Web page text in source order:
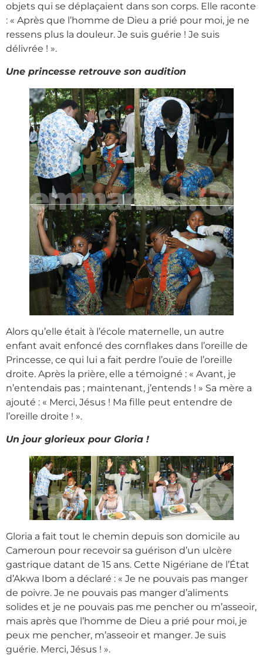
objets qui se déplaçaient dans son corps. Elle raconte
: « Après que l’homme de Dieu a prié pour moi, je ne
ressens plus la douleur. Je suis guérie ! Je suis
délivrée ! ».
Une princesse retrouve son audition
Alors qu’elle était à l’école maternelle, un autre
enfant avait enfoncé des cornflakes dans l’oreille de
Princesse, ce qui lui a fait perdre l’ouïe de l’oreille
droite. Après la prière, elle a témoigné : « Avant, je
n’entendais pas ; maintenant, j’entends ! » Sa mère a
ajouté : « Merci, Jésus ! Ma fille peut entendre de
l’oreille droite ! ».
Un jour glorieux pour Gloria !
Gloria a fait tout le chemin depuis son domicile au
Cameroun pour recevoir sa guérison d’un ulcère
gastrique datant de 15 ans. Cette Nigériane de l’État
d’Akwa Ibom a déclaré : « Je ne pouvais pas manger
de poivre. Je ne pouvais pas manger d’aliments
solides et je ne pouvais pas me pencher ou m’asseoir,
mais après que l’homme de Dieu a prié pour moi, je
peux me pencher, m’asseoir et manger. Je suis
guérie. Merci, Jésus ! ».